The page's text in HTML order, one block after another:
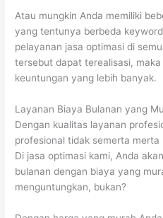
Atau mungkin Anda memiliki
yang tentunya berbeda
pelayanan jasa optimasi di
tersebut dapat terealisasi,
keuntungan yang lebih banyak.
Layanan Biaya Bulanan yang
Dengan kualitas layanan
profesional tidak semerta
Di jasa optimasi kami, Anda
bulanan dengan biaya yang
menguntungkan, bukan?